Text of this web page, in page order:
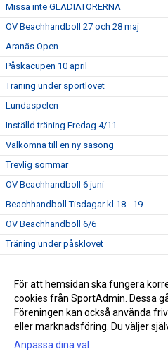
Missa inte GLADIATORERNA
OV Beachhandboll 27 och 28 maj
Aranäs Open
Påskacupen 10 april
Träning under sportlovet
Lundaspelen
Inställd träning Fredag 4/11
Välkomna till en ny säsong
Trevlig sommar
OV Beachhandboll 6 juni
Beachhandboll Tisdagar kl 18 - 19
OV Beachhandboll 6/6
Träning under påsklovet
Träning under höstlovet
Höstlovskul i Gunnesbohallen
För att hemsidan ska fungera
cookies från SportAdmin. Dessa
Föreningen kan också använda
eller marknadsföring. Du väljer
Anpassa dina val